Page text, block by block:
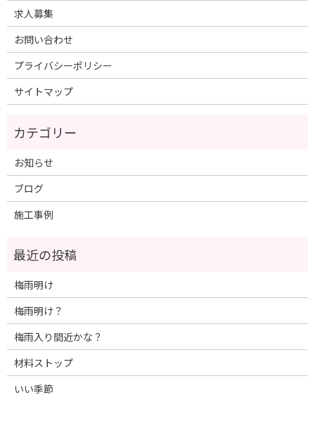
求人募集
お問い合わせ
プライバシーポリシー
サイトマップ
お知らせ
ブログ
施工事例
梅雨明け
梅雨明け？
梅雨入り間近かな？
材料ストップ
いい季節